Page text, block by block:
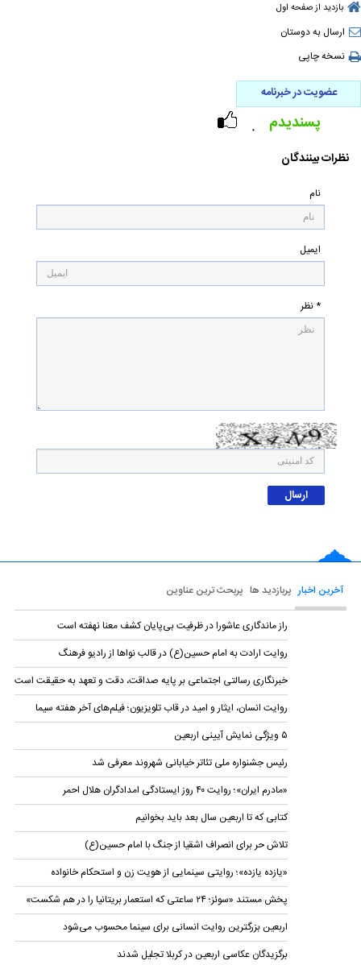
بازدید از صفحه اول
ارسال به دوستان
نسخه چاپی
عضویت در خبرنامه
۰ پسندیدم
نظرات بینندگان
نام
ایمیل
* نظر
آخرین اخبار پربازدید ها پربحث ترین عناوین
راز ماندگاری عاشورا در ظرفیت بی‌پایان کشف معنا نهفته است
روایت ارادت به امام حسین(ع) در قالب نواها از رادیو فرهنگ
خبرنگاری رسالتی اجتماعی بر پایه صداقت، دقت و تعهد به حقیقت است
روایت انسان، ایثار و امید در قاب تلویزیون؛ فیلم‌های آخر هفته سیما
۵ ویژگی نمایش‌ آیینی اربعین
رئیس جشنواره ملی تئاتر خیابانی شهروند معرفی شد
«مادرم ایران»؛ روایت ۴۰ روز ایستادگی امدادگران هلال احمر
کتابی که تا اربعین سال بعد باید بخوانیم
تلاش حر برای انصراف اشقیا از جنگ با امام حسین(ع)
«یازده یازده»؛ روایتی سینمایی از هویت زن و استحکام خانواده
پخش مستند «سوئز؛ ۲۴ ساعتی که استعمار بریتانیا را در هم شکست»
اربعین بزرگترین روایت انسانی برای سینما محسوب می‌شود
برگزیدگان عکاسی اربعین در کربلا تجلیل شدند